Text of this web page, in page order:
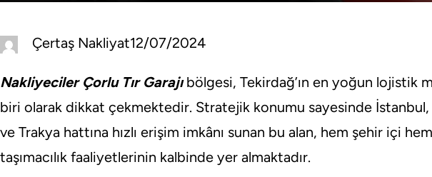
Çertaş Nakliyat12/07/2024
Nakliyeciler Çorlu Tır Garajıbölgesi, Tekirdağ’ın en yoğun lojistik
biri olarak dikkat çekmektedir. Stratejik konumu sayesinde İstanbul,
ve Trakya hattına hızlı erişim imkânı sunan bu alan, hem şehir içi
taşımacılık faaliyetlerinin kalbinde yer almaktadır.